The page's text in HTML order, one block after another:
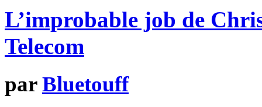
L’improbable job de
Telecom
parBluetouff